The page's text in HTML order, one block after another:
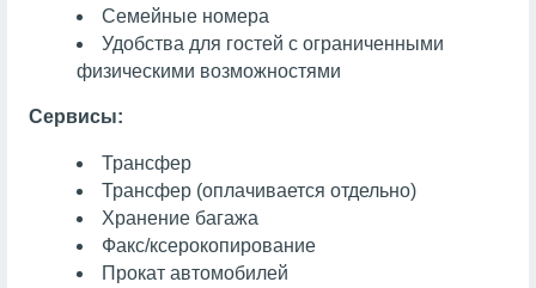
Семейные номера
Удобства для гостей с ограниченными
физическими возможностями
Сервисы:
Трансфер
Трансфер (оплачивается отдельно)
Хранение багажа
Факс/ксерокопирование
Прокат автомобилей